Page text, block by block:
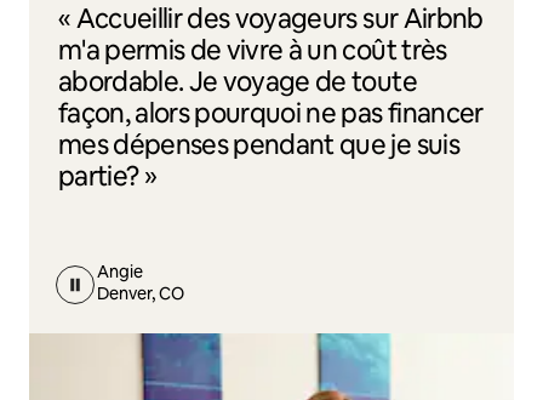
« Accueillir des voyageurs sur Airbnb
m'a permis de vivre à un coût très
abordable. Je voyage de toute
façon, alors pourquoi ne pas financer
mes dépenses pendant que je suis
partie? »
Angie
Denver, CO